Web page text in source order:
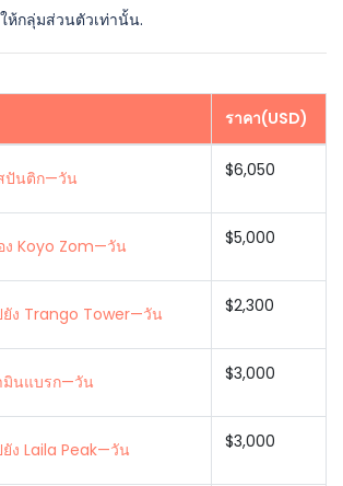
ห้กลุ่มส่วนตัวเท่านั้น.
ราคา(USD)
ปันติก—วัน $6,050
ง Koyo Zom—วัน $5,000
ยัง Trango Tower—วัน $2,300
มินแบรก—วัน $3,000
ยัง Laila Peak—วัน $3,000